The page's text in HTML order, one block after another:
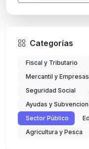
Categorías
Fiscal y Tributario
Mercantil y Empresas
Seguridad Social
Ayudas y
Sector Público
Agricultura y Pesca